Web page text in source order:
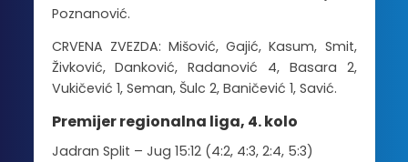
Poznanović.
CRVENA ZVEZDA: Mišović, Gajić, Kasum, Smit,
Živković, Danković, Radanović 4, Basara 2,
Vukičević 1, Seman, Šulc 2, Baničević 1, Savić.
Premijer regionalna liga, 4. kolo
Jadran Split – Jug 15:12 (4:2, 4:3, 2:4, 5:3)